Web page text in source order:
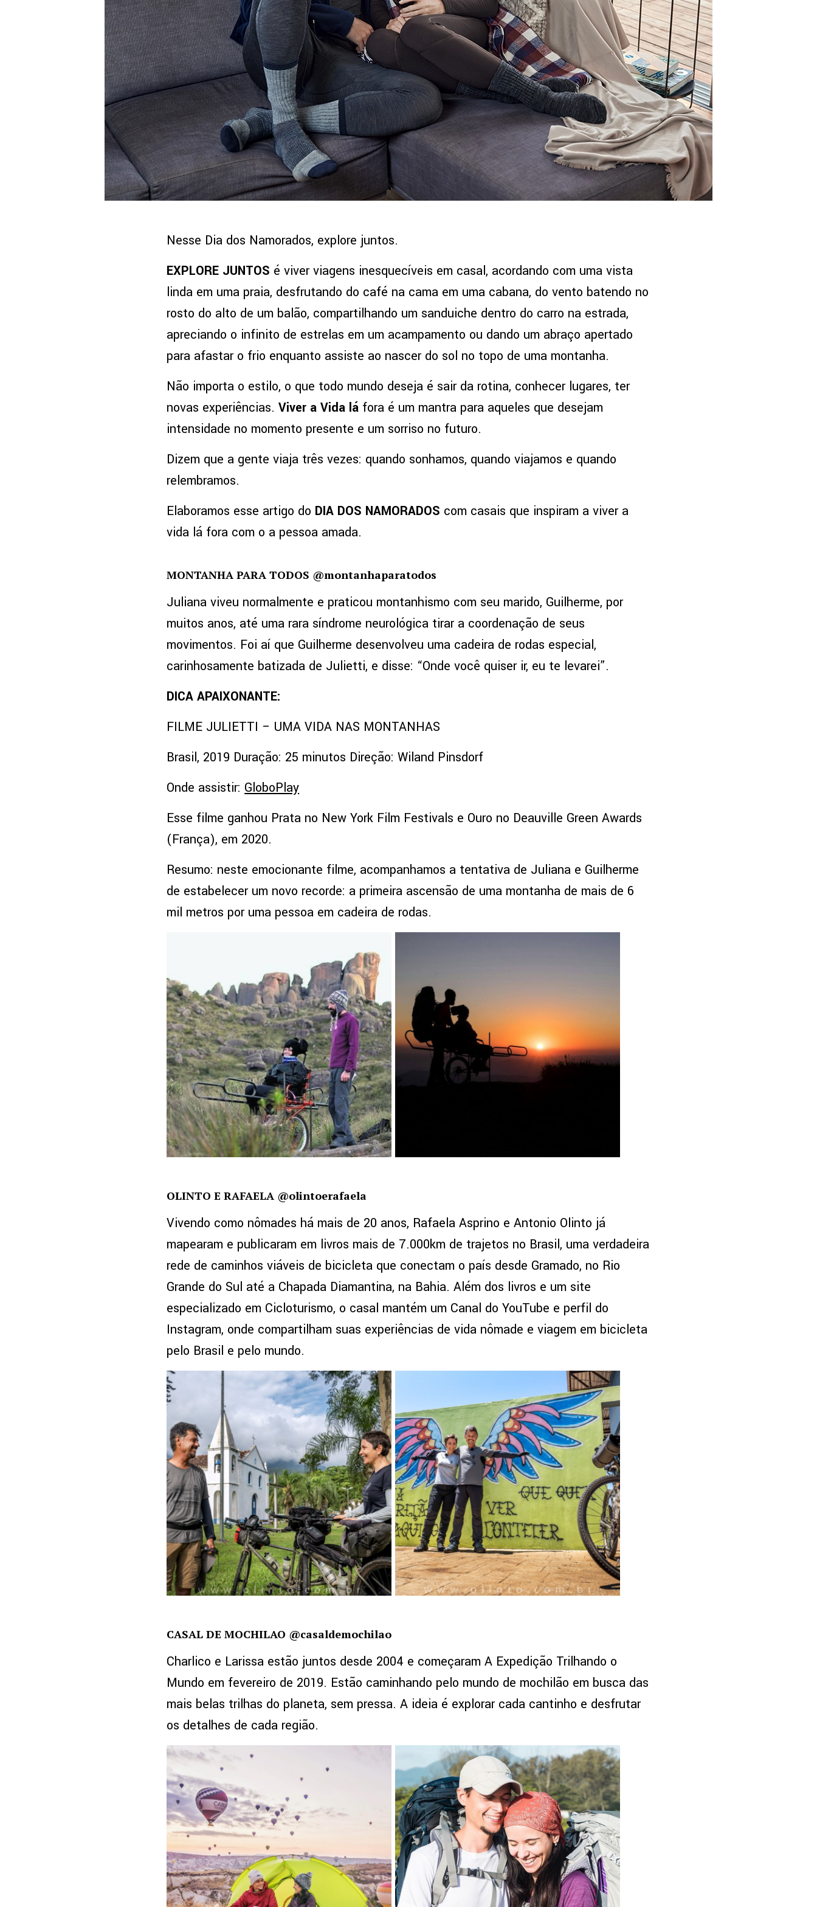
Nesse Dia dos Namorados, explore juntos.
EXPLORE JUNTOS é viver viagens inesquecíveis em casal, acordando com uma vista
linda em uma praia, desfrutando do café na cama em uma cabana, do vento batendo no
rosto do alto de um balão, compartilhando um sanduiche dentro do carro na estrada,
apreciando o infinito de estrelas em um acampamento ou dando um abraço apertado
para afastar o frio enquanto assiste ao nascer do sol no topo de uma montanha.
Não importa o estilo, o que todo mundo deseja é sair da rotina, conhecer lugares, ter
novas experiências.Viver a Vida lá fora é um mantra para aqueles que desejam
intensidade no momento presente e um sorriso no futuro.
Dizem que a gente viaja três vezes: quando sonhamos, quando viajamos e quando
relembramos.
Elaboramos esse artigo do DIA DOS NAMORADOS com casais que inspiram a viver a
vida lá fora com o a pessoa amada.
MONTANHA PARA TODOS @montanhaparatodos
Juliana viveu normalmente e praticou montanhismo com seu marido, Guilherme, por
muitos anos, até uma rara síndrome neurológica tirar a coordenação de seus
movimentos. Foi aí que Guilherme desenvolveu uma cadeira de rodas especial,
carinhosamente batizada de Julietti, e disse: “Onde você quiser ir, eu te levarei”.
DICA APAIXONANTE:
FILME JULIETTI – UMA VIDA NAS MONTANHAS
Brasil, 2019 Duração: 25 minutos Direção: Wiland Pinsdorf
Onde assistir: GloboPlay
Esse filme ganhou Prata no New York Film Festivals e Ouro no Deauville Green Awards
(França), em 2020.
Resumo: neste emocionante filme, acompanhamos a tentativa de Juliana e Guilherme
de estabelecer um novo recorde: a primeira ascensão de uma montanha de mais de 6
mil metros por uma pessoa em cadeira de rodas.
OLINTO E RAFAELA @olintoerafaela
Vivendo como nômades há mais de 20 anos, Rafaela Asprino e Antonio Olinto já
mapearam e publicaram em livros mais de 7.000km de trajetos no Brasil, uma verdadeira
rede de caminhos viáveis de bicicleta que conectam o país desde Gramado, no Rio
Grande do Sul até a Chapada Diamantina, na Bahia. Além dos livros e um site
especializado em Cicloturismo, o casal mantém um Canal do YouTube e perfil do
Instagram, onde compartilham suas experiências de vida nômade e viagem em bicicleta
pelo Brasil e pelo mundo.
CASAL DE MOCHILAO @casaldemochilao
Charlico e Larissa estão juntos desde 2004 e começaram A Expedição Trilhando o
Mundo em fevereiro de 2019. Estão caminhando pelo mundo de mochilão em busca das
mais belas trilhas do planeta, sem pressa. A ideia é explorar cada cantinho e desfrutar
os detalhes de cada região.